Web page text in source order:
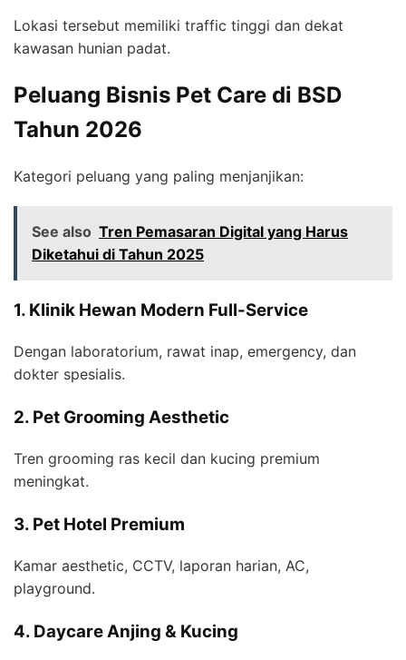
Lokasi tersebut memiliki traffic tinggi dan dekat
kawasan hunian padat.
Peluang Bisnis Pet Care di BSD
Tahun 2026
Kategori peluang yang paling menjanjikan:
See also Tren Pemasaran Digital yang Harus
Diketahui di Tahun 2025
1. Klinik Hewan Modern Full-Service
Dengan laboratorium, rawat inap, emergency, dan
dokter spesialis.
2. Pet Grooming Aesthetic
Tren grooming ras kecil dan kucing premium
meningkat.
3. Pet Hotel Premium
Kamar aesthetic, CCTV, laporan harian, AC,
playground.
4. Daycare Anjing & Kucing